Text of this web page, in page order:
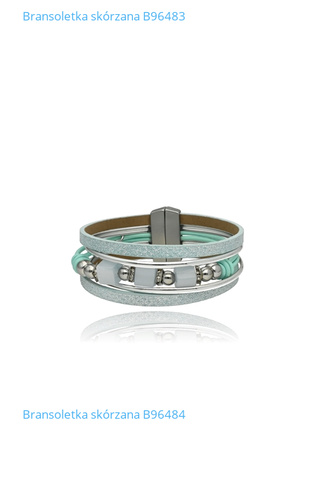
Bransoletka skórzana B96483
Bransoletka skórzana B96484